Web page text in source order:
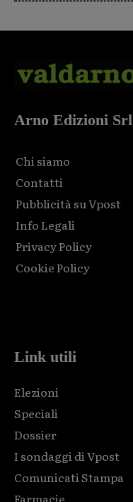
Arno Edizioni Srl
Chi siamo
Contatti
Pubblicità su Vpost
Info Legali
Privacy Policy
Cookie Policy
Link utili
Elezioni
Speciali
Dossier
I sondaggi di Vpost
Comunicati Stampa
Farmacie